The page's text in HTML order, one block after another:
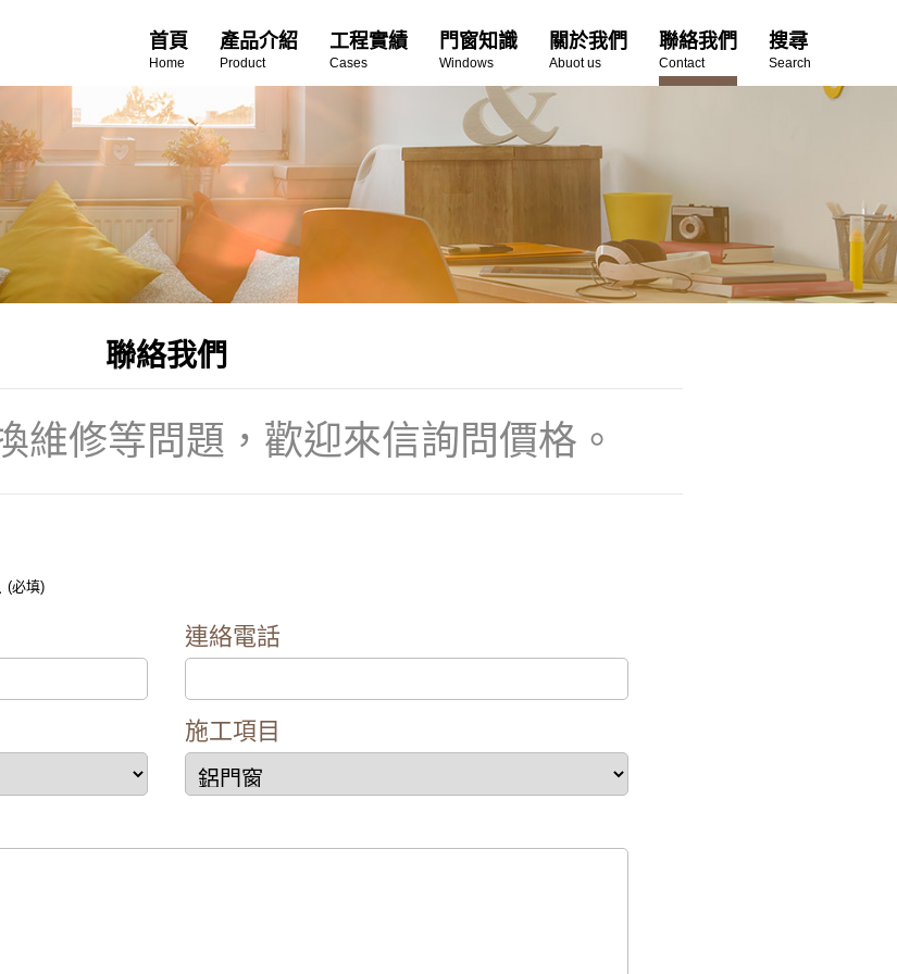
首頁
Home
產品介紹
Product
工程實績
Cases
門窗知識
Windows
關於我們
Abuot us
聯絡我們
Contact
搜尋
Search
聯絡我們
維修等問題，歡迎來信詢問價格。
(必填)
連絡電話
施工項目